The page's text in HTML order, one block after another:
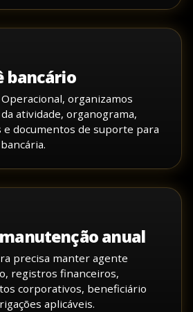
bancário
organizamos
atividade, organograma,
documentos de suporte para
anual
precisa manter agente
registros financeiros,
corporativos, beneficiário
aplicáveis.